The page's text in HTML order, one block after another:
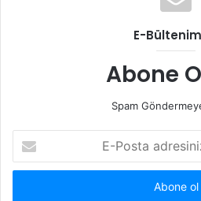
E-
Abone
Spam
Posta
adresinizi